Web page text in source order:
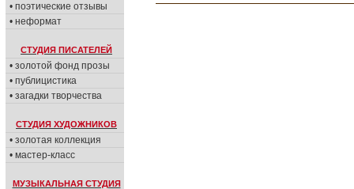
• поэтические отзывы
• неформат
СТУДИЯ ПИСАТЕЛЕЙ
• золотой фонд прозы
• публицистика
• загадки творчества
СТУДИЯ ХУДОЖНИКОВ
• золотая коллекция
• мастер-класс
МУЗЫКАЛЬНАЯ СТУДИЯ